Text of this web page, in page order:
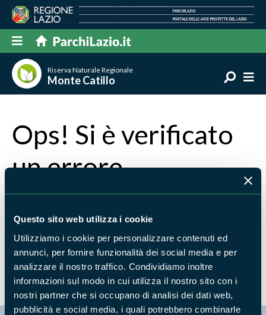
Questo sito web utilizza i cookie
Utilizziamo i cookie per personalizzare contenuti ed
annunci, per fornire funzionalità dei social media e per
analizzare il nostro traffico. Condividiamo inoltre
informazioni sul modo in cui utilizza il nostro sito con i
nostri partner che si occupano di analisi dei dati web,
pubblicità e social media, i quali potrebbero combinarle
Riserva Naturale Regionale
Monte Catillo
Ops! Si è verificato
un errore
La pagina che stai cercando non è stata trovata
Torna alla home oppure scrivi cosa stavi cercando e
premi invio per avviare la ricerca